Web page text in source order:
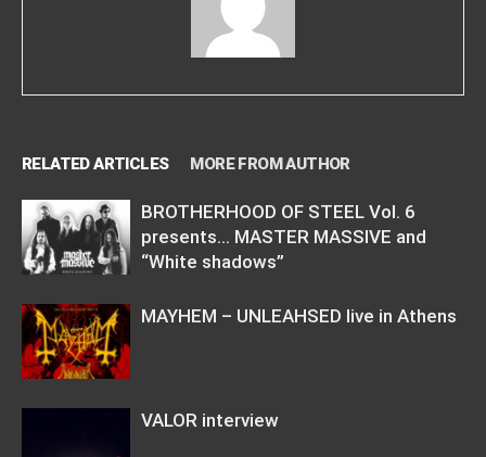
RELATED ARTICLES MORE FROM AUTHOR
BROTHERHOOD OF STEEL Vol. 6
presents… MASTER MASSIVE and
“White shadows”
MAYHEM – UNLEAHSED live in Athens
VALOR interview